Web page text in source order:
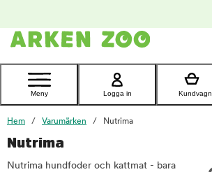
Kontakta
Meny Logga in Kundvagn
Hem Varumärken Nutrima
Nutrima
Nutrima hundfoder och kattmat - bara